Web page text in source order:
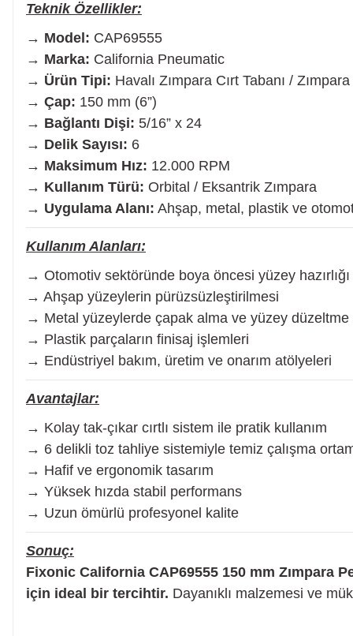
Karot Makinesi
Sıcak Hava Tabancaları
Karıştırıcılar
Polisaj Makinesi
Planya
Torna Makinesi
Üfleme Makinesi
Sac & Sünger Kesme
Teknik Özellikler:
→ Model: CAP69555
→ Marka: California Pneumatic
→ Ürün Tipi: Havalı Zımpara Cırt Tabanı /
→ Çap: 150 mm (6”)
→ Bağlantı Dişi: 5/16” x 24
→ Delik Sayısı: 6
→ Maksimum Hız: 12.000 RPM
→ Kullanım Türü: Orbital / Eksantrik Zımpara
→ Uygulama Alanı: Ahşap, metal, plastik ve
Kullanım Alanları:
→ Otomotiv sektöründe boya öncesi yüzey hazırlığı
→ Ahşap yüzeylerin pürüzsüzleştirilmesi
→ Metal yüzeylerde çapak alma ve yüzey düzeltme
→ Plastik parçaların finisaj işlemleri
→ Endüstriyel bakım, üretim ve onarım atölyeleri
Avantajlar:
→ Kolay tak-çıkar cırtlı sistem ile pratik kullanım
→ 6 delikli toz tahliye sistemiyle temiz çalışma
→ Hafif ve ergonomik tasarım
→ Yüksek hızda stabil performans
→ Uzun ömürlü profesyonel kalite
Sonuç:
Fixonic California CAP69555 150 mm Zımpara
için ideal bir tercihtir. Dayanıklı malzemesi ve